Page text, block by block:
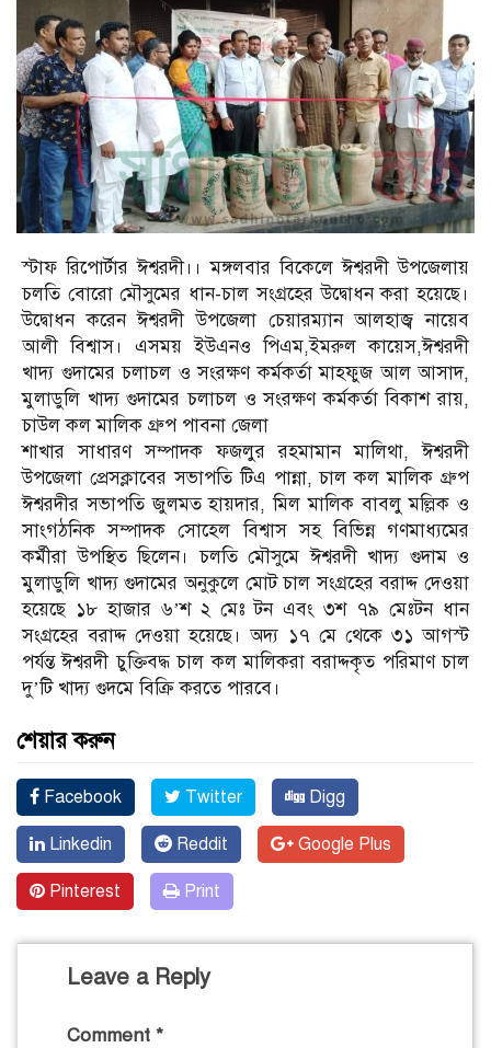
স্টাফ রিপোর্টার ঈশ্বরদী।। মঙ্গলবার বিকেলে ঈশ্বরদী উপজেলায়
চলতি বোরো মৌসুমের ধান-চাল সংগ্রহের উদ্বোধন করা হয়েছে।
উদ্বোধন করেন ঈশ্বরদী উপজেলা চেয়ারম্যান আলহাজ্ব নায়েব
আলী বিশ্বাস। এসময় ইউএনও পিএম,ইমরুল কায়েস,ঈশ্বরদী
খাদ্য গুদামের চলাচল ও সংরক্ষণ কর্মকর্তা মাহফুজ আল আসাদ,
মুলাডুলি খাদ্য গুদামের চলাচল ও সংরক্ষণ কর্মকর্তা বিকাশ রায়,
চাউল কল মালিক গ্রুপ পাবনা জেলা
শাখার সাধারণ সম্পাদক ফজলুর রহমামান মালিথা, ঈশ্বরদী
উপজেলা প্রেসক্লাবের সভাপতি টিএ পান্না, চাল কল মালিক গ্রুপ
ঈশ্বরদীর সভাপতি জুলমত হায়দার, মিল মালিক বাবলু মল্লিক ও
সাংগঠনিক সম্পাদক সোহেল বিশ্বাস সহ বিভিন্ন গণমাধ্যমের
কর্মীরা উপস্থিত ছিলেন। চলতি মৌসুমে ঈশ্বরদী খাদ্য গুদাম ও
মুলাডুলি খাদ্য গুদামের অনুকুলে মোট চাল সংগ্রহের বরাদ্দ দেওয়া
হয়েছে ১৮ হাজার ৬’শ ২ মেঃ টন এবং ৩শ ৭৯ মেঃটন ধান
সংগ্রহের বরাদ্দ দেওয়া হয়েছে। অদ্য ১৭ মে থেকে ৩১ আগস্ট
পর্যন্ত ঈশ্বরদী চুক্তিবদ্ধ চাল কল মালিকরা বরাদ্দকৃত পরিমাণ চাল
দু’টি খাদ্য গুদমে বিক্রি করতে পারবে।
শেয়ার করুন
Facebook Twitter Digg
Linkedin Reddit Google Plus
Pinterest Print
Leave a Reply
Comment *